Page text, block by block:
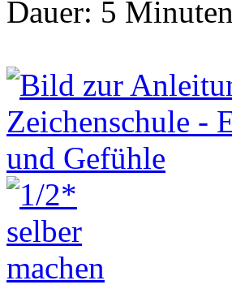
Dauer: 5 Minuten